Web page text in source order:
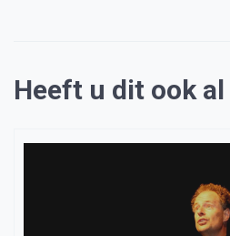
Heeft u dit ook al